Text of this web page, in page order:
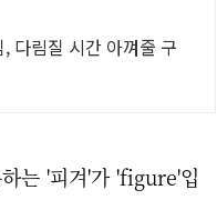
다림질 시간 아껴줄 구
는 '피겨'가 'figure'입